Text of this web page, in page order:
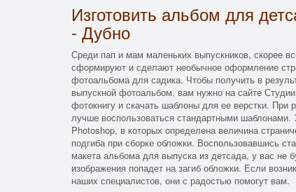
Изготовить альбом для
- Дубно
Среди пап и мам маленьких выпускников, скорее
сформируют и сделают необычное оформление
фотоальбома для садика. Чтобы получить в
выпускной фотоальбом, вам нужно на сайте
фотокнигу и скачать шаблоны для ее верстки. При
лучше воспользоваться стандартными
Photoshop, в которых определена величина
подгиба при сборке обложки. Воспользовавшись
макета альбома для выпуска из детсада, у вас не
изображения попадет на загиб обложки. Если
наших специалистов, они с радостью помогут вам.